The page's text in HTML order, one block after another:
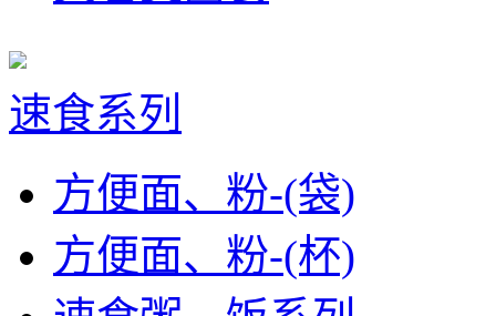
速食系列
方便面、粉-(袋)
方便面、粉-(杯)